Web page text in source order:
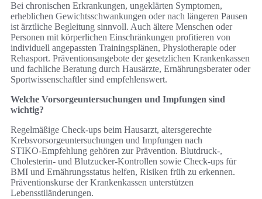
Bei chronischen Erkrankungen, ungeklärten Symptomen,
erheblichen Gewichtsschwankungen oder nach längeren Pausen
ist ärztliche Begleitung sinnvoll. Auch ältere Menschen oder
Personen mit körperlichen Einschränkungen profitieren von
individuell angepassten Trainingsplänen, Physiotherapie oder
Rehasport. Präventionsangebote der gesetzlichen Krankenkassen
und fachliche Beratung durch Hausärzte, Ernährungsberater oder
Sportwissenschaftler sind empfehlenswert.
Welche Vorsorgeuntersuchungen und Impfungen sind
wichtig?
Regelmäßige Check‑ups beim Hausarzt, altersgerechte
Krebsvorsorgeuntersuchungen und Impfungen nach
STIKO‑Empfehlung gehören zur Prävention. Blutdruck‑,
Cholesterin‑ und Blutzucker‑Kontrollen sowie Check‑ups für
BMI und Ernährungsstatus helfen, Risiken früh zu erkennen.
Präventionskurse der Krankenkassen unterstützen
Lebensstiländerungen.